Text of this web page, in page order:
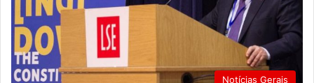
Notícias Gerais